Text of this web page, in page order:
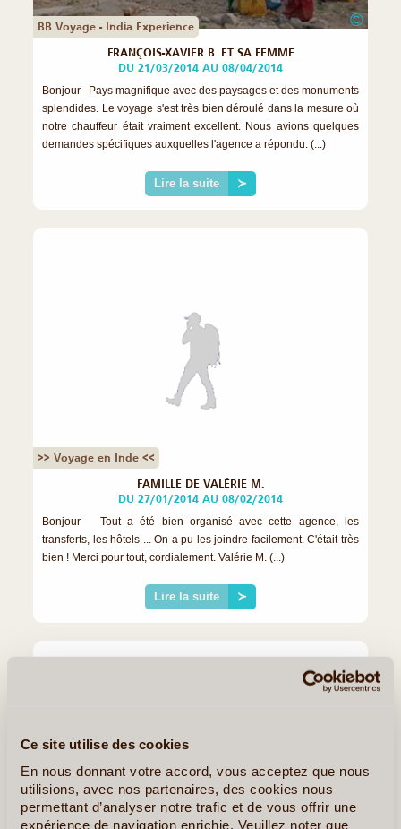
Ce site utilise des cookies
En nous donnant votre accord, vous acceptez que nous
utilisions, avec nos partenaires, des cookies nous
permettant d’analyser notre trafic et de vous offrir une
expérience de navigation enrichie. Veuillez noter que
BB Voyage - India Experience ©
FRANÇOIS-XAVIER B. ET SA FEMME
DU 21/03/2014 AU 08/04/2014
Bonjour Pays magnifique avec des paysages et des monuments
splendides. Le voyage s'est très bien déroulé dans la mesure où
notre chauffeur était vraiment excellent. Nous avions quelques
demandes spécifiques auxquelles l'agence a répondu. (...)
Lire la suite ≻
>> Voyage en Inde <<
FAMILLE DE VALÉRIE M.
DU 27/01/2014 AU 08/02/2014
Bonjour Tout a été bien organisé avec cette agence, les
transferts, les hôtels ... On a pu les joindre facilement. C'était très
bien ! Merci pour tout, cordialement. Valérie M. (...)
Lire la suite ≻